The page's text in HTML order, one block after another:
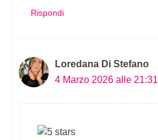
Rispondi
Loredana Di Stefano
4 Marzo 2026 alle 21:31